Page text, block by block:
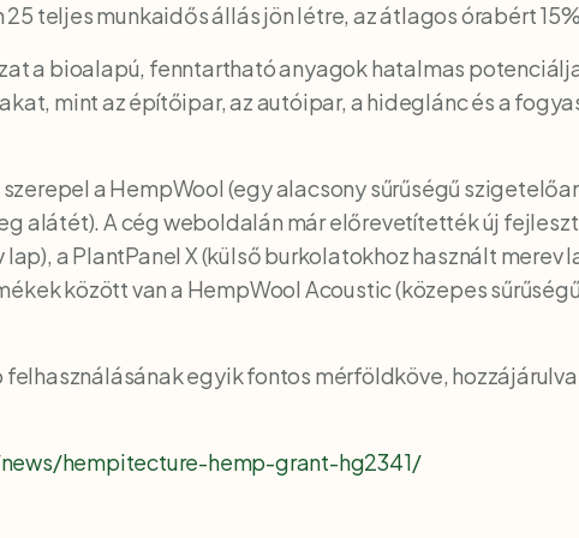
25 teljes munkaidős állás jön létre, az átlagos órabért
a bioalapú, fenntartható anyagok hatalmas
mint az építőipar, az autóipar, a hideglánc és a
a HempWool (egy alacsony sűrűségű
alátét). A cég weboldalán már előrevetítették új
a PlantPanel X (külső burkolatokhoz használt merev
között van a HempWool Acoustic (közepes
felhasználásának egyik fontos mérföldköve,
hempitecture-hemp-grant-hg2341/